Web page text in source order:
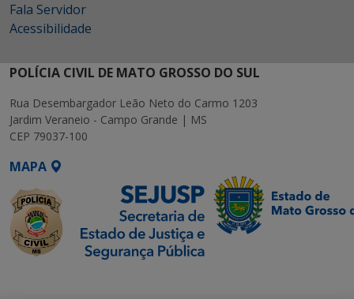
Fala Servidor
Acessibilidade
POLÍCIA CIVIL DE MATO GROSSO DO SUL
Rua Desembargador Leão Neto do Carmo 1203
Jardim Veraneio - Campo Grande | MS
CEP 79037-100
MAPA